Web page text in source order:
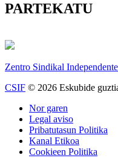
PARTEKATU
Zentro Sindikal
CSIF © 2026 Eskubide
Nor garen
Legal aviso
Pribatutasun Politika
Kanal Etikoa
Cookieen Politika